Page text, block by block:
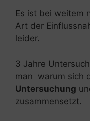
Es ist bei weitem
Art der
leider.
3 Jahre
man warum sich
Untersuchung
zusammensetzt.